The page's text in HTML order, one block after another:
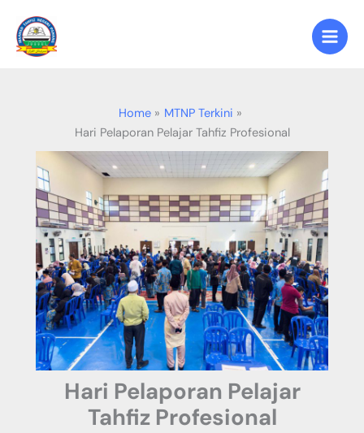
content
Home
MTNP Terkini
Hari Pelaporan Pelajar Tahfiz Profesional
Hari Pelaporan Pelajar
Tahfiz Profesional